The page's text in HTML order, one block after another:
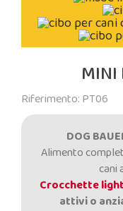
Riferimento: PT06
DOG
Alimento
cani
Crocchette
attivi o